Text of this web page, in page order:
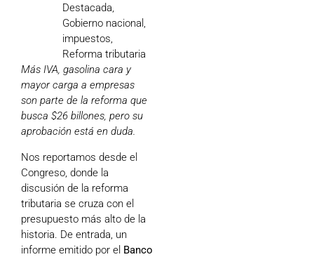
Destacada,
Gobierno nacional ,
impuestos,
Reforma tributaria
Más IVA, gasolina cara y
mayor carga a empresas
son parte de la reforma que
busca $26 billones, pero su
aprobación está en duda.
Nos reportamos desde el
Congreso, donde la
discusión de la reforma
tributaria se cruza con el
presupuesto más alto de la
historia. De entrada, un
informe emitido por el Banco